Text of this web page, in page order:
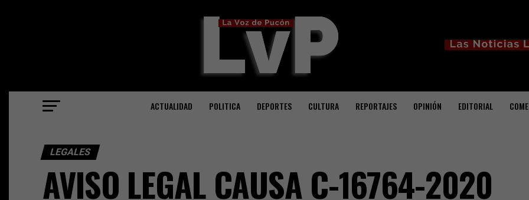
ACTUALIDAD POLITICA DEPORTES CULTURA REPORTAJES OPINIÓN EDITORIAL
LEGALES
AVISO LEGAL CAUSA C-16764-2020